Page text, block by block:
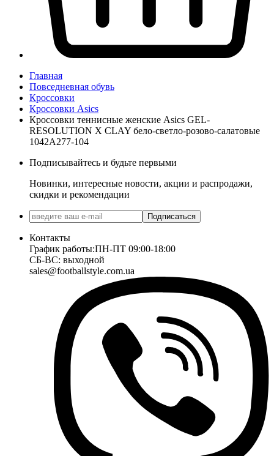
Главная
Повседневная обувь
Кроссовки
Кроссовки Asics
Кроссовки теннисные женские Asics GEL-
RESOLUTION X CLAY бело-светло-розово-салатовые
1042A277-104
Подписывайтесь и будьте первыми
Новинки, интересные новости, акции и распродажи,
скидки и рекомендации
Подписаться
Контакты
График работы:ПН-ПТ 09:00-18:00
СБ-ВС: выходной
sales@footballstyle.com.ua